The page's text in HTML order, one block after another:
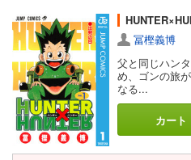
冨樫義博
父と同じハン
め、ゴンの旅
なる...
カート